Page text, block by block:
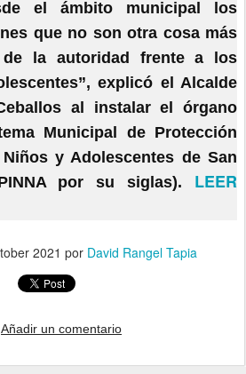
el ámbito municipal los
que no son otra cosa más
de la autoridad frente a los
explicó el Alcalde
al instalar el órgano
Municipal de Protección
y Adolescentes de San
por su siglas). LEER
2021 por David Rangel Tapia
Añadir un comentario